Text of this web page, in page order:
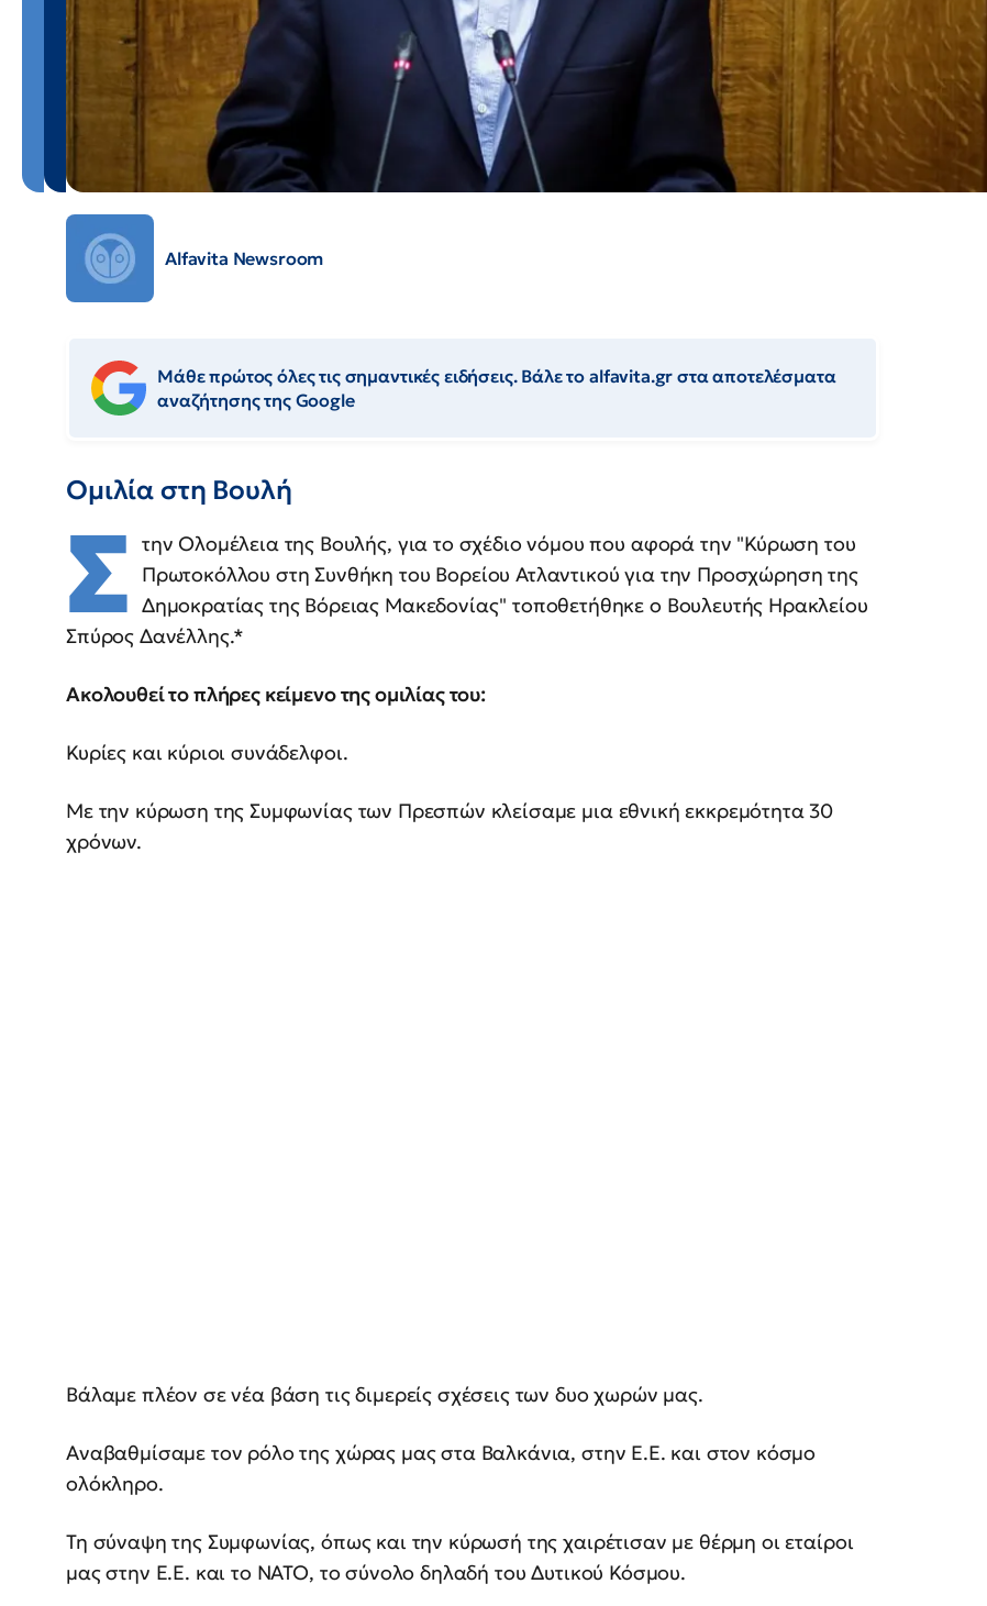
Alfavita Newsroom
Μάθε πρώτος όλες τις σημαντικές ειδήσεις. Βάλε το alfavita.gr στα αποτελέσματα
αναζήτησης της Google
Ομιλία στη Βουλή
Σ την Ολομέλεια της Βουλής, για το σχέδιο νόμου που αφορά την "Κύρωση του
Πρωτοκόλλου στη Συνθήκη του Βορείου Ατλαντικού για την Προσχώρηση της
Δημοκρατίας της Βόρειας Μακεδονίας" τοποθετήθηκε ο Βουλευτής Ηρακλείου
Σπύρος Δανέλλης.*
Ακολουθεί το πλήρες κείμενο της ομιλίας του:
Κυρίες και κύριοι συνάδελφοι.
Με την κύρωση της Συμφωνίας των Πρεσπών κλείσαμε μια εθνική εκκρεμότητα 30
χρόνων.
Βάλαμε πλέον σε νέα βάση τις διμερείς σχέσεις των δυο χωρών μας.
Αναβαθμίσαμε τον ρόλο της χώρας μας στα Βαλκάνια, στην Ε.Ε. και στον κόσμο
ολόκληρο.
Τη σύναψη της Συμφωνίας, όπως και την κύρωσή της χαιρέτισαν με θέρμη οι εταίροι
μας στην Ε.Ε. και το ΝΑΤΟ, το σύνολο δηλαδή του Δυτικού Κόσμου.